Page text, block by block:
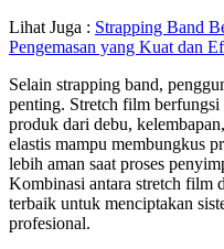
Lihat Juga : Strapping Band
Pengemasan yang Kuat dan
Selain strapping band,
penting. Stretch film
produk dari debu,
elastis mampu membungkus
lebih aman saat proses
Kombinasi antara stretch film
terbaik untuk menciptakan
profesional.